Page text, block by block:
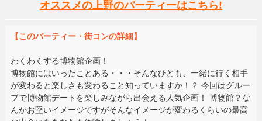
オススメの上野のパーティーはこちら!
【このパーティー・街コンの詳細】
わくわくする博物館企画！
博物館にはいったことある・・・そんなひとも、一緒に行く相手
が変わると楽しさも変わること知っていますか！？ 今回はグルー
プで博物館デートを楽しみながら出会える人気企画！ 博物館？な
んかお堅いイメージですがそんなイメージが変わるくらいの最高